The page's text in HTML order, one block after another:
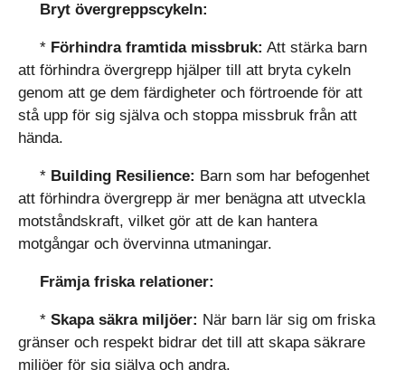
Bryt övergreppscykeln:
* Förhindra framtida missbruk: Att stärka barn
att förhindra övergrepp hjälper till att bryta cykeln
genom att ge dem färdigheter och förtroende för att
stå upp för sig själva och stoppa missbruk från att
hända.
* Building Resilience: Barn som har befogenhet
att förhindra övergrepp är mer benägna att utveckla
motståndskraft, vilket gör att de kan hantera
motgångar och övervinna utmaningar.
Främja friska relationer:
* Skapa säkra miljöer: När barn lär sig om friska
gränser och respekt bidrar det till att skapa säkrare
miljöer för sig själva och andra.